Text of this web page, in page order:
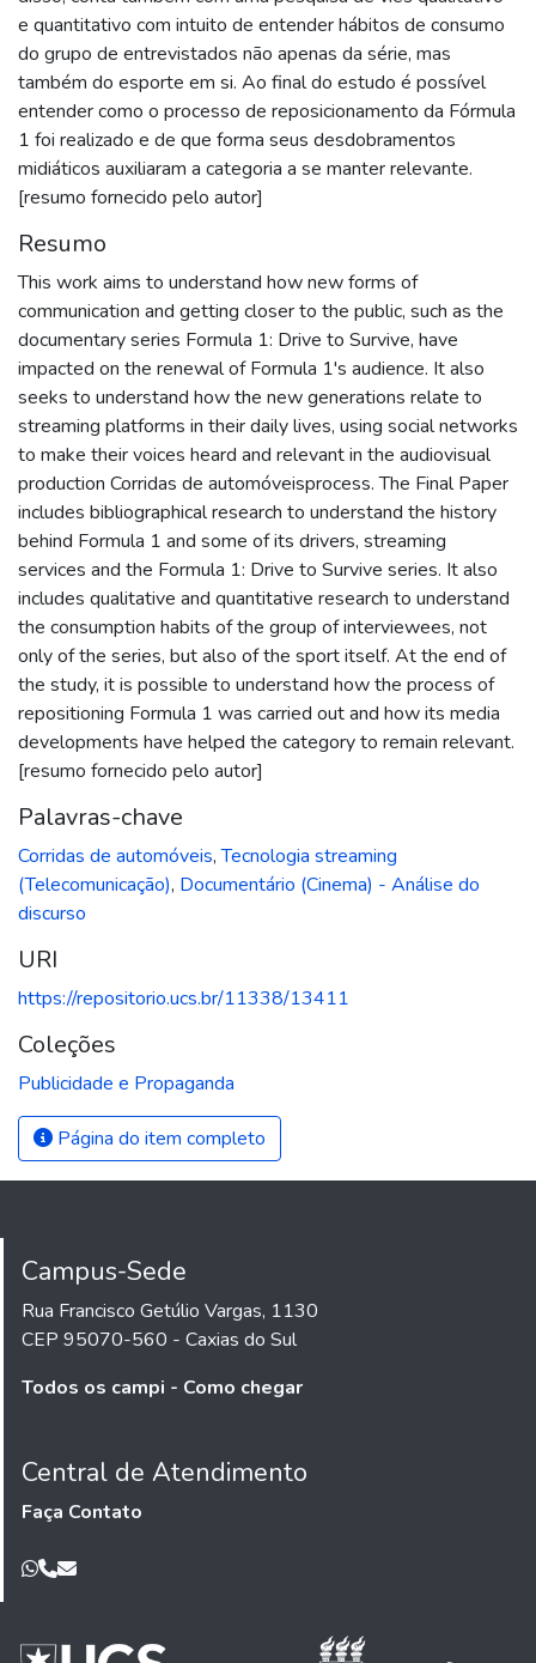
e quantitativo com intuito de entender hábitos de consumo
do grupo de entrevistados não apenas da série, mas
também do esporte em si. Ao final do estudo é possível
entender como o processo de reposicionamento da Fórmula
1 foi realizado e de que forma seus desdobramentos
midiáticos auxiliaram a categoria a se manter relevante.
[resumo fornecido pelo autor]
Resumo
This work aims to understand how new forms of
communication and getting closer to the public, such as the
documentary series Formula 1: Drive to Survive, have
impacted on the renewal of Formula 1's audience. It also
seeks to understand how the new generations relate to
streaming platforms in their daily lives, using social networks
to make their voices heard and relevant in the audiovisual
production Corridas de automóveisprocess. The Final Paper
includes bibliographical research to understand the history
behind Formula 1 and some of its drivers, streaming
services and the Formula 1: Drive to Survive series. It also
includes qualitative and quantitative research to understand
the consumption habits of the group of interviewees, not
only of the series, but also of the sport itself. At the end of
the study, it is possible to understand how the process of
repositioning Formula 1 was carried out and how its media
developments have helped the category to remain relevant.
[resumo fornecido pelo autor]
Palavras-chave
Corridas de automóveis,Tecnologia streaming
(Telecomunicação), Documentário (Cinema) - Análise do
discurso
URI
https://repositorio.ucs.br/11338/13411
Coleções
Publicidade e Propaganda
Página do item completo
Campus-Sede
Rua Francisco Getúlio Vargas, 1130
CEP 95070-560 - Caxias do Sul
Todos os campi - Como chegar
Central de Atendimento
Faça Contato